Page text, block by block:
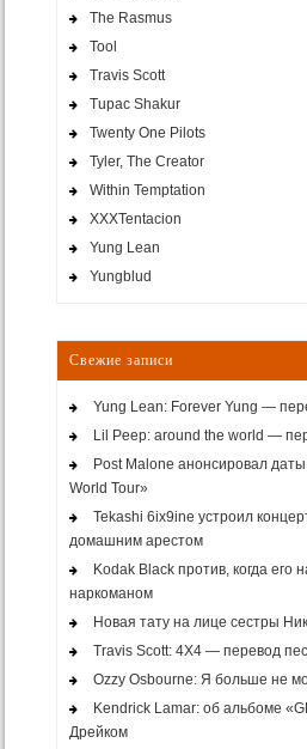
The Rasmus
Tool
Travis Scott
Tupac Shakur
Twenty One Pilots
Tyler, The Creator
Within Temptation
XXXTentacion
Yung Lean
Yungblud
Свежие записи
Yung Lean: Forever Yung —
Lil Peep: around the world —
Post Malone анонсировал
World Tour»
Tekashi 6ix9ine устроил
домашним арестом
Kodak Black против, когда его
наркоманом
Новая тату на лице сестры
Travis Scott: 4X4 — перевод
Ozzy Osbourne: Я больше не
Kendrick Lamar: об альбоме
Дрейком